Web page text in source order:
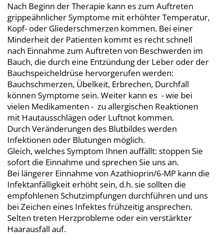
Nach Beginn der Therapie kann es zum Auftreten
grippeähnlicher Symptome mit erhöhter Temperatur,
Kopf- oder Gliederschmerzen kommen. Bei einer
Minderheit der Patienten kommt es recht schnell
nach Einnahme zum Auftreten von Beschwerden im
Bauch, die durch eine Entzündung der Leber oder der
Bauchspeicheldrüse hervorgerufen werden:
Bauchschmerzen, Übelkeit, Erbrechen, Durchfall
können Symptome sein. Weiter kann es - wie bei
vielen Medikamenten - zu allergischen Reaktionen
mit Hautausschlägen oder Luftnot kommen.
Durch Veränderungen des Blutbildes werden
Infektionen oder Blutungen möglich.
Gleich, welches Symptom Ihnen auffällt: stoppen Sie
sofort die Einnahme und sprechen Sie uns an.
Bei längerer Einnahme von Azathioprin/6-MP kann die
Infektanfälligkeit erhöht sein, d.h. sie sollten die
empfohlenen Schutzimpfungen durchführen und uns
bei Zeichen eines Infektes frühzeitig ansprechen.
Selten treten Herzprobleme oder ein verstärkter
Haarausfall auf.